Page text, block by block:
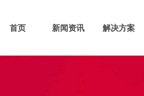
首页 新闻资讯 解决方案